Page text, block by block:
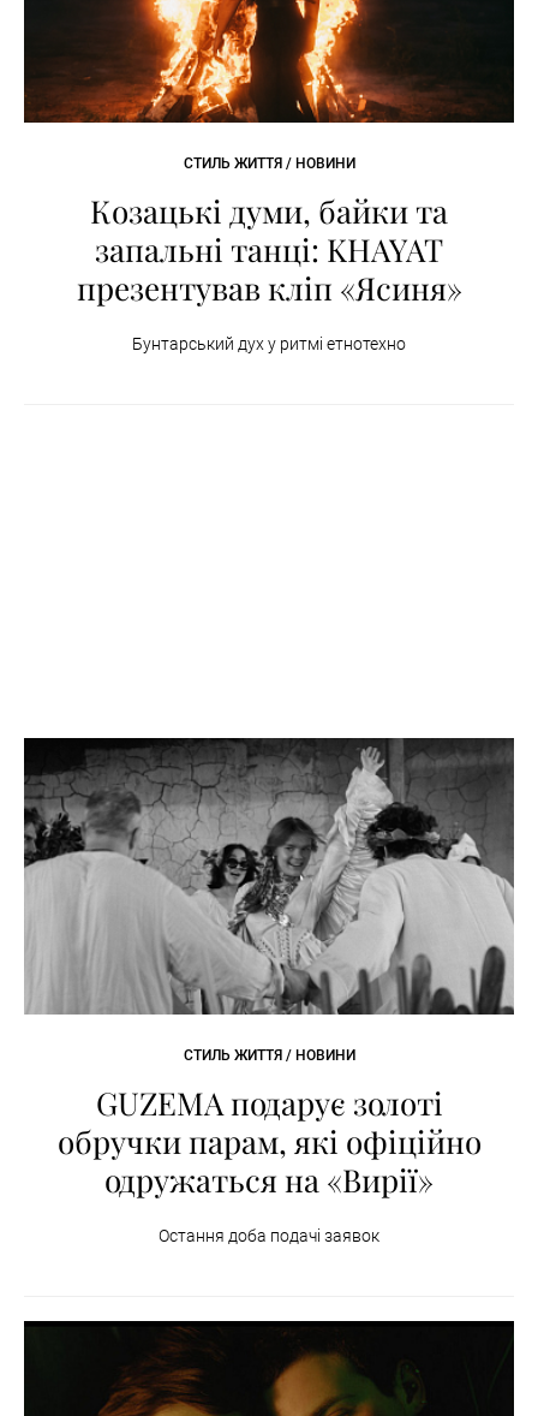
СТИЛЬ ЖИТТЯ / НОВИНИ
Козацькі думи, байки та
запальні танці: KHAYAT
презентував кліп «Ясиня»
Бунтарський дух у ритмі етнотехно
СТИЛЬ ЖИТТЯ / НОВИНИ
GUZEMA подарує золоті
обручки парам, які офіційно
одружаться на «Вирії»
Остання доба подачі заявок